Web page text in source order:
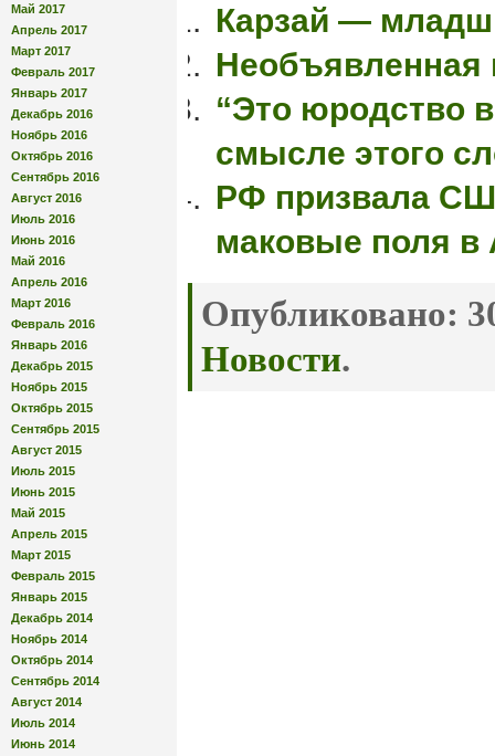
Май 2017
Апрель 2017
Март 2017
Февраль 2017
Январь 2017
Декабрь 2016
Ноябрь 2016
Октябрь 2016
Сентябрь 2016
Август 2016
Июль 2016
Июнь 2016
Май 2016
Апрель 2016
Март 2016
Февраль 2016
Январь 2016
Декабрь 2015
Ноябрь 2015
Октябрь 2015
Сентябрь 2015
Август 2015
Июль 2015
Июнь 2015
Май 2015
Апрель 2015
Март 2015
Февраль 2015
Январь 2015
Декабрь 2014
Ноябрь 2014
Октябрь 2014
Сентябрь 2014
Август 2014
Июль 2014
Июнь 2014
Карзай —
Необъявленная
“Это юродство
смысле этого
РФ призвала
маковые поля в
Опубликовано:
Новости.